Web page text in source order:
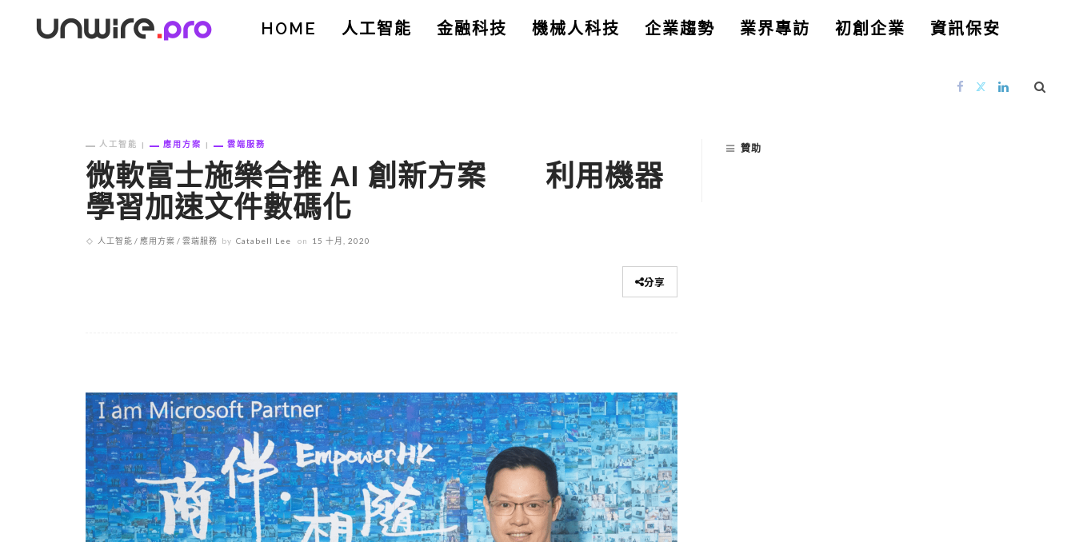
HOME 人工智能 金融科技 機械人科技 企業趨勢 業界專訪 初創企業 資訊保安
人工智能 應用方案 雲端服務
微軟富士施樂合推 AI 創新方案 利用機器
學習加速文件數碼化
人工智能 應用方案 雲端服務 by Catabell Lee on 15 十月, 2020
分享
贊助